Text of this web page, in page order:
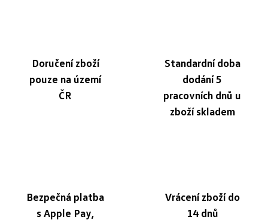
Doručení zboží
pouze na území
ČR
Standardní doba
dodání 5
pracovních dnů u
zboží skladem
Bezpečná platba
s Apple Pay,
Vrácení zboží do
14 dnů